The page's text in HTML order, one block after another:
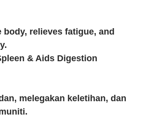
body, relieves fatigue, and
& Aids Digestion
melegakan keletihan, dan